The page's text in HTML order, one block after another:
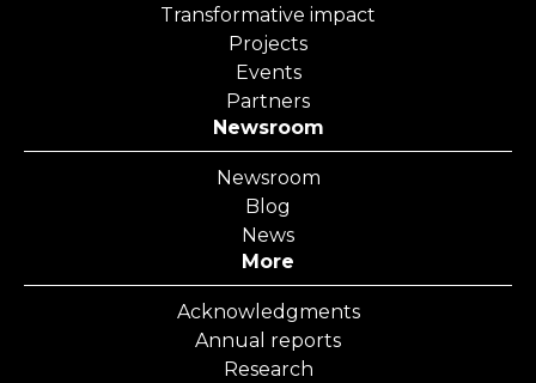
Transformative impact
Projects
Events
Partners
Newsroom
Newsroom
Blog
News
More
Acknowledgments
Annual reports
Research